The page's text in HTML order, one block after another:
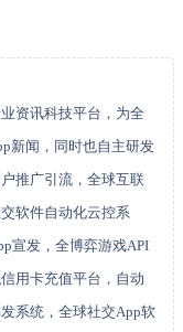
资讯科技平台，为全
新闻，同时也自主研发
推广引流，全球互联
软件自动化云控系
宣发，全博弈游戏API
用卡充值平台，自动
系统，全球社交App软